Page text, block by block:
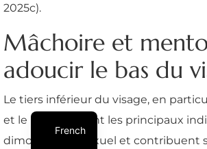
2025c).
Mâchoire et
adoucir le bas du
Le tiers inférieur du visage, en
et le menton, sont les principaux
dimorphisme sexuel et contribuent
French